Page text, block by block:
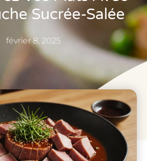
Sucrée-Salée
février 8, 2025